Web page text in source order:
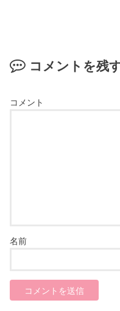
コメントを残
コメント
名前